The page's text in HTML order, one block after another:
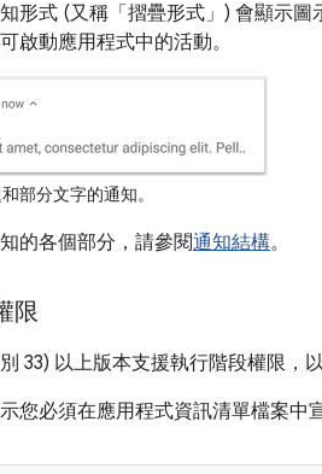
形式 (又稱「摺疊形式」 ) 會顯示圖
啟動應用程式中的活動。
部分文字的通知。
的各個部分，請參閱通知結構。
限
33) 以上版本支援執行階段權限，
您必須在應用程式資訊清單檔案中